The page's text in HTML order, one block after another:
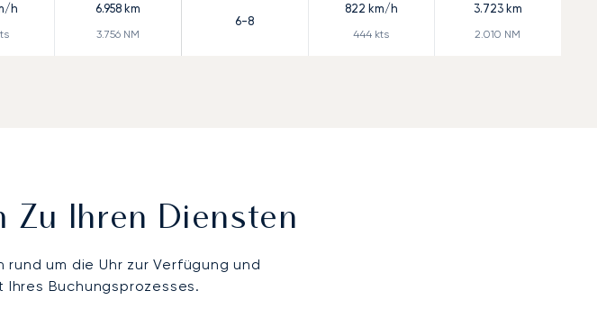
h 6.958 km
3.756 NM
6-8
822 km/h
444 kts
3.723km
2.010 NM
Zu Ihren Diensten
um die Uhr zur Verfügung und
Buchungsprozesses.